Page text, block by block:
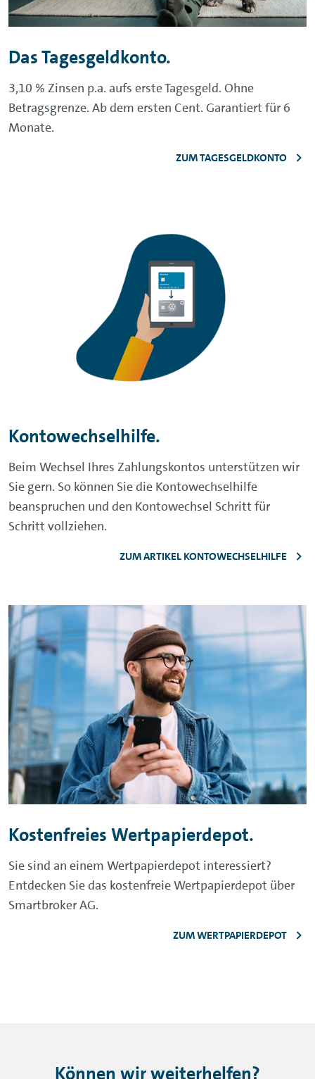
Das Tagesgeldkonto.
3,10 % Zinsen p.a. aufs erste Tagesgeld. Ohne
Betragsgrenze. Ab dem ersten Cent. Garantiert für 6
Monate.
ZUM TAGESGELDKONTO
Kontowechselhilfe.
Beim Wechsel Ihres Zahlungskontos unterstützen wir
Sie gern. So können Sie die Kontowechselhilfe
beanspruchen und den Kontowechsel Schritt für
Schritt vollziehen.
ZUM ARTIKEL KONTOWECHSELHILFE
Kostenfreies Wertpapierdepot.
Sie sind an einem Wertpapierdepot interessiert?
Entdecken Sie das kostenfreie Wertpapierdepot über
SmartbrokerAG.
ZUM WERTPAPIERDEPOT
Können wir weiterhelfen?